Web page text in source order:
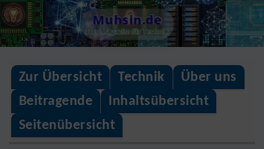
Skip
to
content
Muhsin.de
Das Magazin für Technik
Zur Übersicht Technik
Über uns
Beitragende
Inhaltsübersicht
Seitenübersicht